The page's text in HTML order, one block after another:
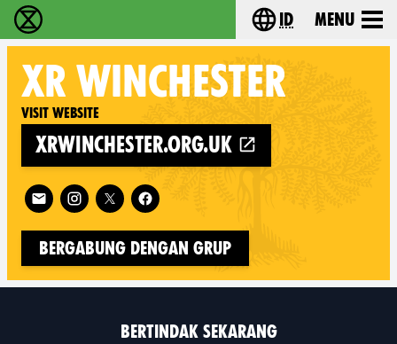
Extinction Rebellion (XR–Pemberontakan
Choose your
id Menu
XR WINCHESTER
Visit website
xrwinchester.org.uk
Follow XR Winchester on
Bergabung dengan Grup
BERTINDAK SEKARANG